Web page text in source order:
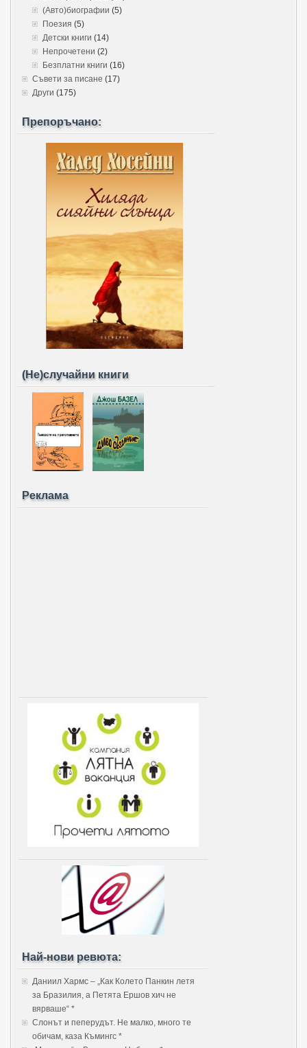
(Авто)биографии (5)
Поезия (5)
Детски книги (14)
Непрочетени (2)
Безплатни книги (16)
Съвети за писане (17)
Други (175)
Препоръчано:
(Не)случайни книги
Реклама
Най-нови ревюта:
Даниил Хармс – „Как Колето Панкин летя
за Бразилия, а Петята Ершов хич не
вярваше“ *
Слонът и пеперудът. Не малко, много те
обичам, каза Къмингс *